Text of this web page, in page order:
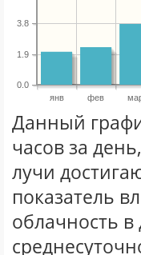
янв фев
0.0
1.9
3.8
Данный
часов за
лучи
показатель
облачность